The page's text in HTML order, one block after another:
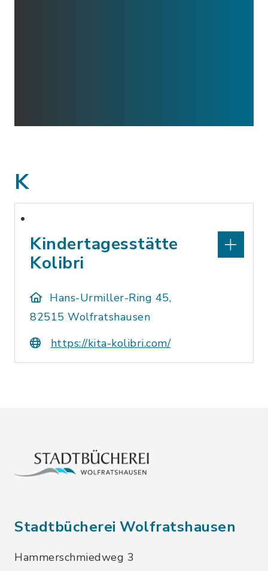
K
Kindertagesstätte
Kolibri
Hans-Urmiller-Ring 45,
82515 Wolfratshausen
https://kita-kolibri.com/
Stadtbücherei Wolfratshausen
Hammerschmiedweg 3